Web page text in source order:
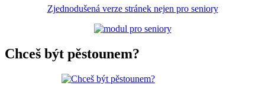
Zjednodušená verze stránek nejen pro seniory
Chceš být pěstounem?